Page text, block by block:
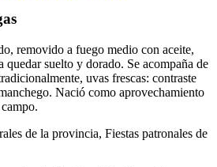
removido a fuego medio con aceite,
quedar suelto y dorado. Se acompaña de
uvas frescas: contraste
Nació como aprovechamiento
de la provincia, Fiestas patronales de